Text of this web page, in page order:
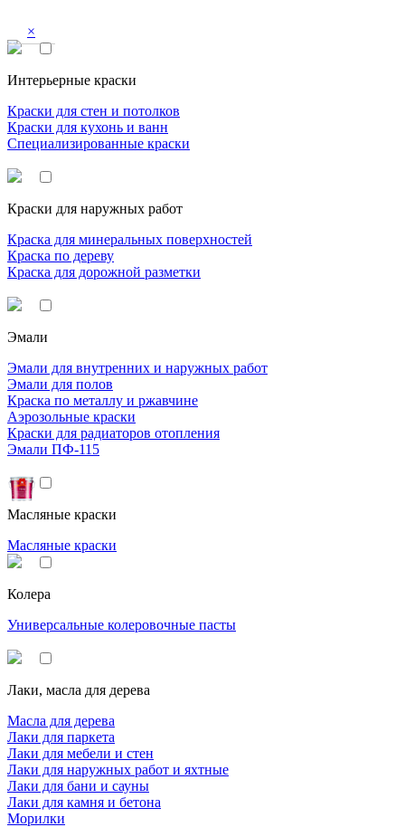
×
Интерьерные краски
Краски для стен и потолков
Краски для кухонь и ванн
Специализированные краски
Краски для наружных работ
Краска для минеральных поверхностей
Краска по дереву
Краска для дорожной разметки
Эмали
Эмали для внутренних и наружных работ
Эмали для полов
Краска по металлу и ржавчине
Аэрозольные краски
Краски для радиаторов отопления
Эмали ПФ-115
Масляные краски
Масляные краски
Колера
Универсальные колеровочные пасты
Лаки, масла для дерева
Масла для дерева
Лаки для паркета
Лаки для мебели и стен
Лаки для наружных работ и яхтные
Лаки для бани и сауны
Лаки для камня и бетона
Морилки